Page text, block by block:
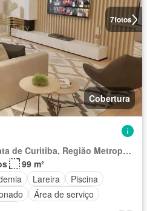
7fotos
Cobertura
Região Geográfica Imediata de Curitiba, Região Metropolitana de Curitiba
99 m²
Lareira
Piscina
Área de serviço